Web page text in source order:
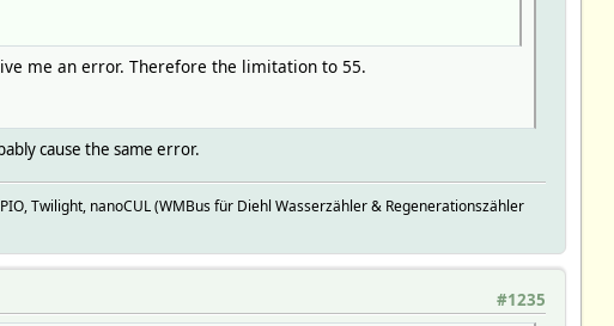
me an error. Therefore the limitation to 55.
cause the same error.
Twilight, nanoCUL (WMBus für Diehl Wasserzähler & Regenerationszähler
#1235